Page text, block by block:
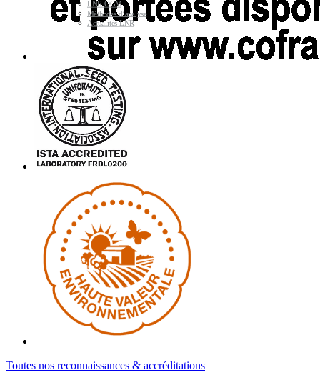
Toutes nos reconnaissances & accréditations
LNR OGM
Méthodes d’analyse
Actualités LNR